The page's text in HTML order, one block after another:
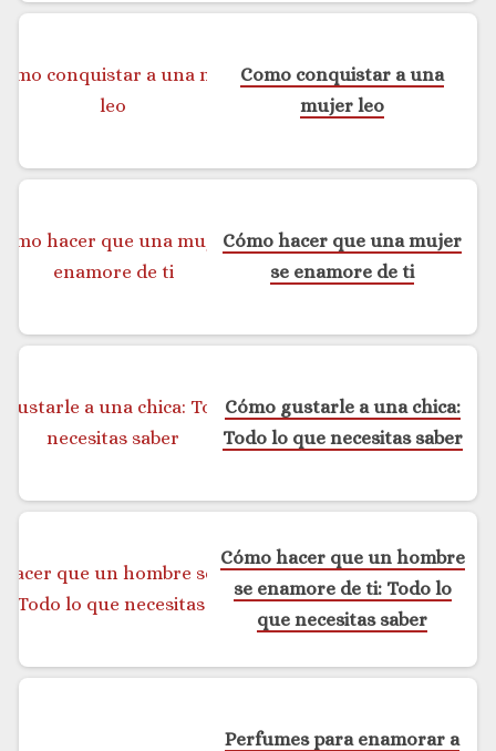
Como conquistar a una
mujer leo
Cómo hacer que una mujer
se enamore de ti
Cómo gustarle a una chica:
Todo lo que necesitas saber
Cómo hacer que un hombre
se enamore de ti: Todo lo
que necesitas saber
Perfumes para enamorar a